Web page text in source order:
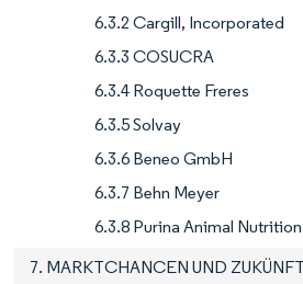
6.3.2 Cargill, Incorporated
6.3.3 COSUCRA
6.3.4 Roquette Freres
6.3.5 Solvay
6.3.6 Beneo GmbH
6.3.7 Behn Meyer
6.3.8 Purina Animal
7. MARKTCHANCEN UND